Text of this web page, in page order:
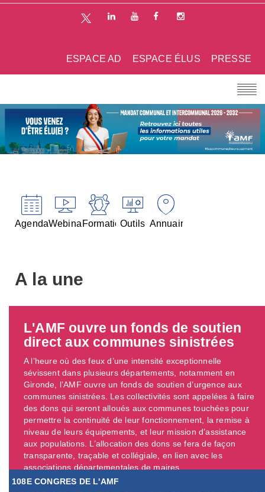
PRESSE
ESPACE ÉLUS
ESPACE AD
AgendaWebinairesFormationsOutils Annuaires
A la une
L'AMF ouvre un fonds de soutien
direct aux communes sinistrées
A l’heure où des feux d’une intensité exceptionnelle
sévissent dans plusieurs départements, notamment en
Gironde, l’AMF ouvre un fonds de soutien d’urgence aux
communes sinistrées. Les collectivités sont appelées à faire
des dons qui seront alloués aux communes touchées pour
permettre la continuité de leur fonctionnement, la remise à
niveau de leurs équipements, et leur mission d’assistance
aux populations. L’allocation des dons se fera de façon
transparente, traçable et collégiale, en lien avec les
associations départementales de maires. ...
108E CONGRES DE L'AMF